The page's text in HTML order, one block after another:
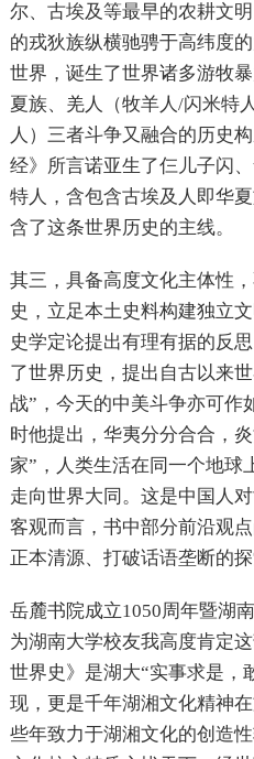
尔、古埃及等最早的农耕文
的戎狄族纵横驰骋于高纬度
世界，诞生了世界诸多游牧
夏族、羌人（牧羊人/闪米特
人）三者斗争又融合的历史
经》所言诺亚生了仨儿子闪
特人，含包含古埃及人即华
含了这条世界历史的主线。
其三，具备高度文化主体性
史，立足本土史料构建独立
史学定论提出有理有据的反
了世界历史，提出自古以来
战”，今天的中美斗争亦可作
时他提出，华夷分分合合，
家”，人类生活在同一个地球
走向世界大同。这是中国人
客观而言，书中部分前沿观
正本清源、打破话语垄断的
岳麓书院成立1050周年暨湖
为湖南大学校友我高度肯定
世界史》是湖大“实事求是，
现，更是千年湖湘文化精神
些年致力于湖湘文化的创造